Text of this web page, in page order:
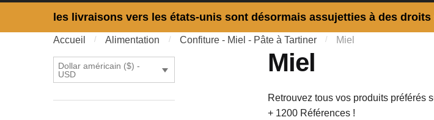
les livraisons vers les états-unis sont désormais assujetties à des
Accueil / Alimentation / Confiture - Miel - Pâte à Tartiner / Miel
Miel
Retrouvez tous vos produits préférés
+ 1200 Références !
Dollar américain ($) -
USD